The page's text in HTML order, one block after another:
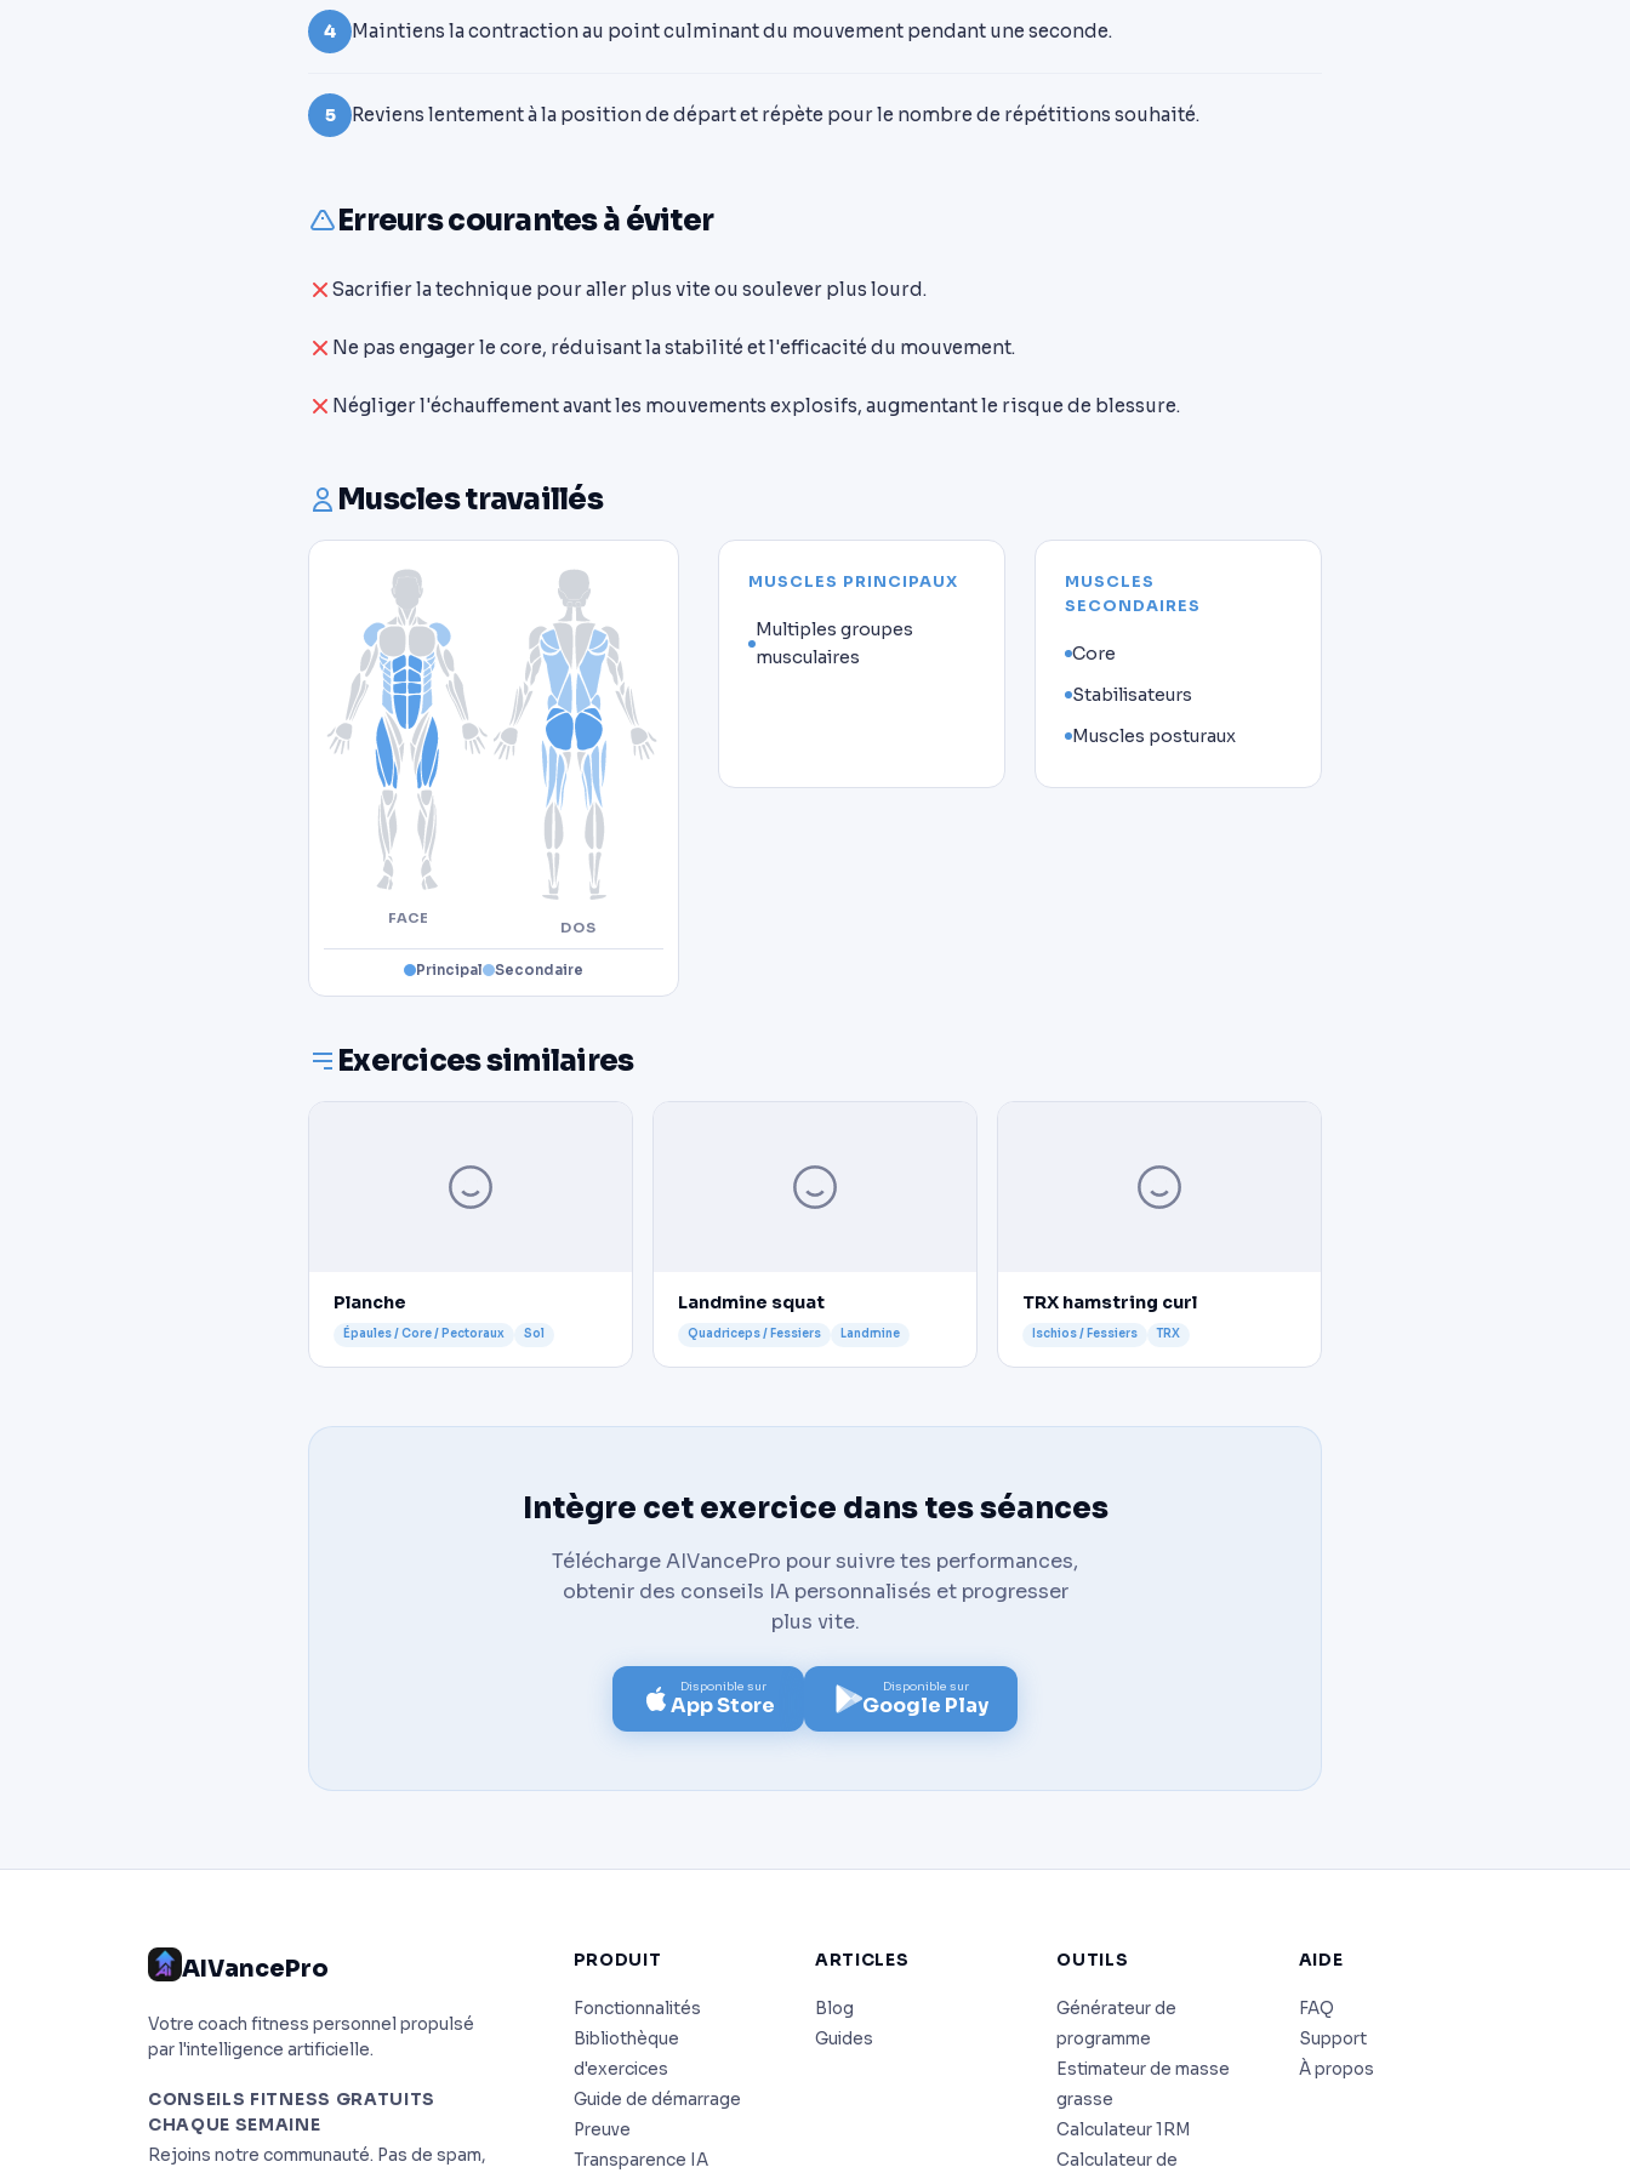
4 Maintiens la contraction au point culminant du mouvement pendant une seconde.
5 Reviens lentement à la position de départ et répète pour le nombre de répétitions souhaité.
Erreurs courantes à éviter
Sacrifier la technique pour aller plus vite ou soulever plus lourd.
Ne pas engager le core, réduisant la stabilité et l'efficacité du mouvement.
Négliger l'échauffement avant les mouvements explosifs, augmentant le risque de blessure.
Muscles travaillés
FACE
DOS
Principal Secondaire
MUSCLES PRINCIPAUX
Multiples groupes
musculaires
MUSCLES
SECONDAIRES
Core
Stabilisateurs
Muscles posturaux
Exercices similaires
Planche
Épaules / Core / Pectoraux Sol
Landmine squat
Quadriceps / Fessiers Landmine
TRX hamstring curl
Ischios / Fessiers TRX
Intègre cet exercice dans tes séances
Télécharge AIVancePro pour suivre tes performances,
obtenir des conseils IA personnalisés et progresser
plus vite.
Disponible sur
App Store
Disponible sur
Google Play
AIVancePro
Votre coach fitness personnel propulsé
par l'intelligence artificielle.
CONSEILS FITNESS GRATUITS
CHAQUE SEMAINE
Rejoins notre communauté. Pas de spam,
PRODUIT
Fonctionnalités
Bibliothèque
d'exercices
Guide de démarrage
Preuve
Transparence IA
ARTICLES
Blog
Guides
OUTILS
Générateur de
programme
Estimateur de masse
grasse
Calculateur 1RM
Calculateur de
AIDE
FAQ
Support
À propos